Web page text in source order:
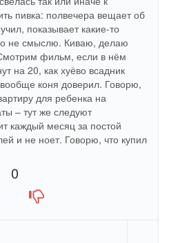
пивка: полвечера вещает об
показывает какие-то
не смыслю. Киваю, делаю
фильм, если в нём
на 20, как хуёво всадник
коня доверил. Говорю,
для ребенка на
– тут же следуют
каждый месяц за постой
и не ноет. Говорю, что купил
я бы на эти бабки мог
мне учиться верховой
деньги (у самого времени не
когда я вежливо отказал.
0